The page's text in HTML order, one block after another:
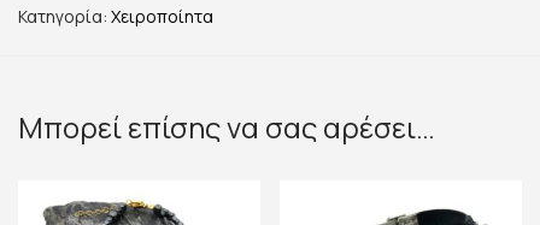
Κατηγορία: Χειροποίητα
Μπορεί επίσης να σας αρέσει…